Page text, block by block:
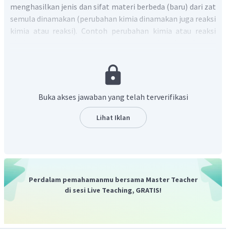
menghasilkan jenis dan sifat materi berbeda (baru) dari zat
semula dinamakan (perubahan kimia dinamakan juga reaksi
kimia atau reaksi). Contoh perubahan kimia atau reaksi
Oleh karena itu, contoh dari reaksi kimia adalah
Jadi, jawaban yang benar adalah C.
Buka akses jawaban yang telah terverifikasi
Lihat Iklan
Perdalam pemahamanmu bersama Master Teacher
di sesi Live Teaching, GRATIS!